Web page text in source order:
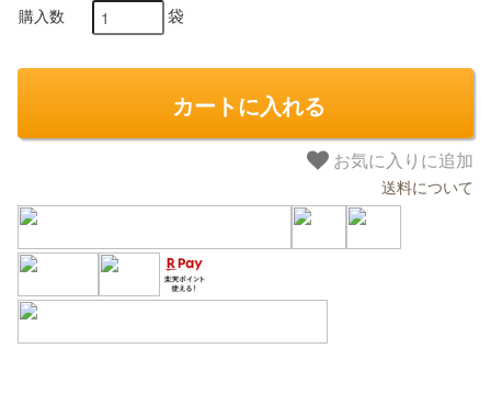
購入数 袋
カートに入れる
お気に入りに追加
送料について